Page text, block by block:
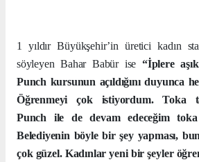
1 yıldır Büyükşehir’in üretici kadın
söyleyen Bahar Babür ise “İplere
Punch kursunun açıldığını duyunca
Öğrenmeyi çok istiyordum. Toka
Punch ile de devam edeceğim toka
Belediyenin böyle bir şey yapması,
çok güzel. Kadınlar yeni bir şeyler